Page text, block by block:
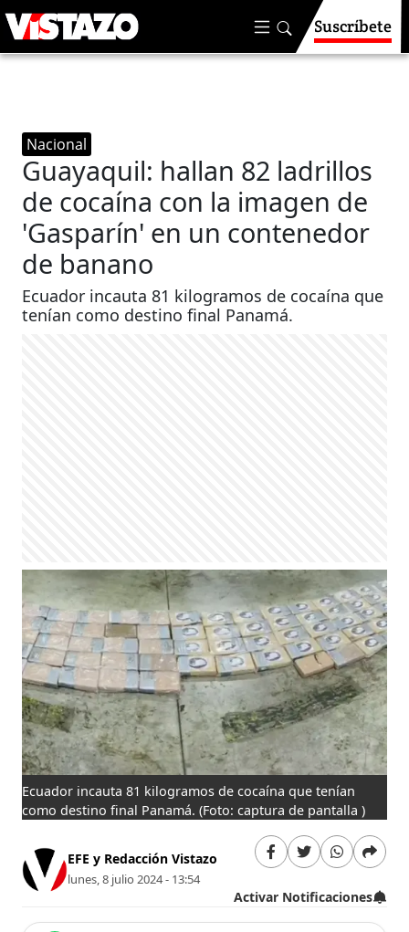
Suscríbete
Nacional
Guayaquil: hallan 82 ladrillos
de cocaína con la imagen de
'Gasparín' en un contenedor
de banano
Ecuador incauta 81 kilogramos de cocaína que
tenían como destino final Panamá.
Ecuador incauta 81 kilogramos de cocaína que tenían
como destino final Panamá.(Foto: captura de pantalla )
EFE y Redacción Vistazo
lunes, 8 julio 2024 - 13:54
Activar Notificaciones